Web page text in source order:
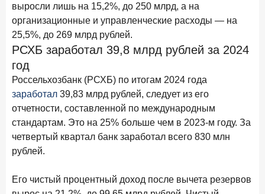
29 апреля 2026 года ИССЛЕДОВАНИЕ
Конкуренция на рынке инвестиционно-страховых
продуктов усиливается
Привязанность побеждает ставку? Как выбирают банк
для сбережений в 2026 году
27 апреля 2026 года ИССЛЕДОВАНИЕ
Банки скорректировали доходность вкладов после
снижения ключевой ставки до 14,5%
Средний срок ипотеки на вторичном рынке
выросли лишь на 15,2%, до 250 млрд, а на
организационные и управленческие расходы — на
25,5%, до 269 млрд рублей.
РСХБ заработал 39,8 млрд рублей за 2024
год
Россельхозбанк (РСХБ) по итогам 2024 года
заработал 39,83 млрд рублей, следует из его
отчетности, составленной по международным
стандартам. Это на 25% больше чем в 2023-м году. За
четвертый квартал банк заработал всего 830 млн
рублей.
Его чистый процентный доход после вычета резервов